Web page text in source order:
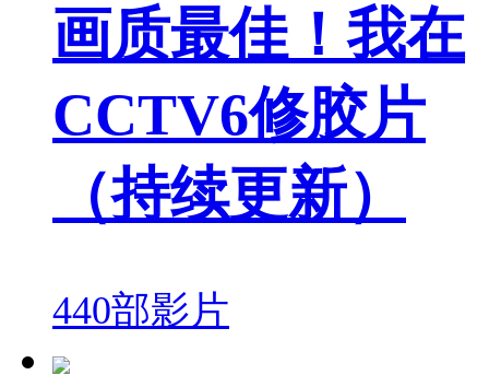
画质最佳！我在
CCTV6修胶片
（持续更新）
440部影片